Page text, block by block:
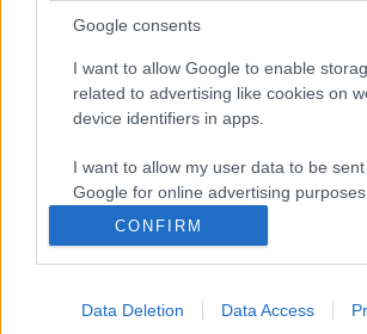
Google consents
I want to allow Google to enable
related to advertising like cookies on
device identifiers in apps.
I want to allow my user data to be
Google for online advertising purposes.
I want to allow Google to send me
personalized advertising.
I want to allow Google to enable
CONFIRM
Data Deletion Data Access
Carlo Zinelli (1916-1974) háborús
akinek hallucinációi és üldözési
olaszországi Veronában került
A kórházban szörnyű állapotok
visszatükröződnek Zinelli képein.
Jean Dubuffet
Budapest Art Brut Galéria•2011. április 08.
Jean Dubuffet (1901—1985) francia